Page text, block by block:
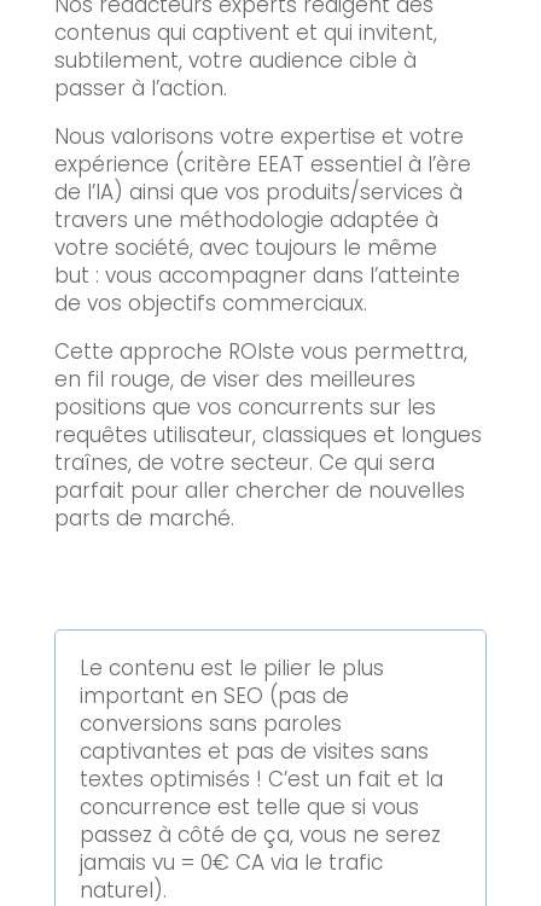
contenus qui captivent et qui invitent,
subtilement, votre audience cible à
passer à l’action.
Nous valorisons votre expertise et votre
expérience (critère EEAT essentiel à l’ère
de l’IA) ainsi que vos produits/services à
travers une méthodologie adaptée à
votre société, avec toujours le même
but : vous accompagner dans l’atteinte
de vos objectifs commerciaux.
Cette approche ROIste vous permettra,
en fil rouge, de viser des meilleures
positions que vos concurrents sur les
requêtes utilisateur, classiques et longues
traînes, de votre secteur. Ce qui sera
parfait pour aller chercher de nouvelles
parts de marché.
Le contenu est le pilier le plus
important en SEO (pas de
conversions sans paroles
captivantes et pas de visites sans
textes optimisés ! C’est un fait et la
concurrence est telle que si vous
passez à côté de ça, vous ne serez
jamais vu = 0€ CA via le trafic
naturel).